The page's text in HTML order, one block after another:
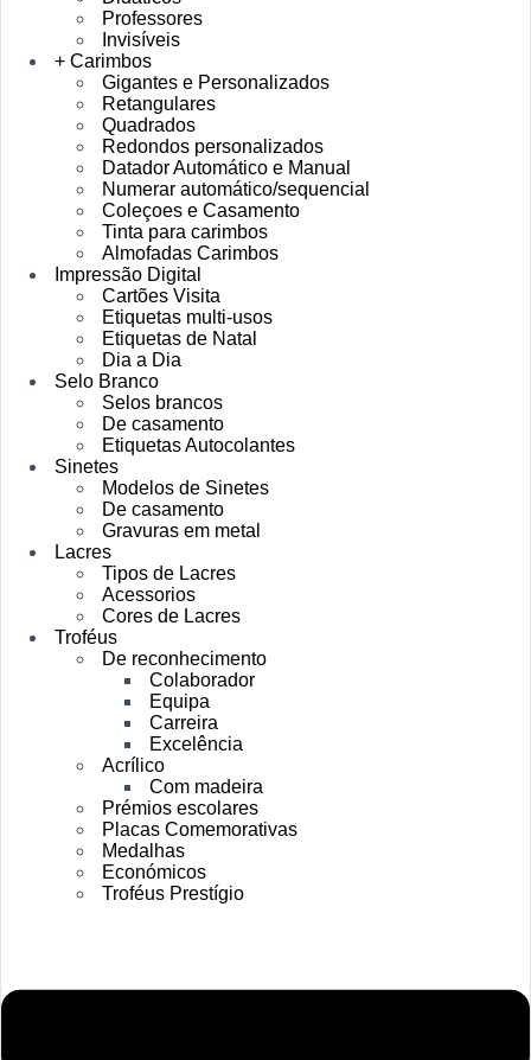
Professores
Invisíveis
+ Carimbos
Gigantes e Personalizados
Retangulares
Quadrados
Redondos personalizados
Datador Automático e Manual
Numerar automático/sequencial
Coleçoes e Casamento
Tinta para carimbos
Almofadas Carimbos
Impressão Digital
Cartões Visita
Etiquetas multi-usos
Etiquetas de Natal
Dia a Dia
Selo Branco
Selos brancos
De casamento
Etiquetas Autocolantes
Sinetes
Modelos de Sinetes
De casamento
Gravuras em metal
Lacres
Tipos de Lacres
Acessorios
Cores de Lacres
Troféus
De reconhecimento
Colaborador
Equipa
Carreira
Excelência
Acrílico
Com madeira
Prémios escolares
Placas Comemorativas
Medalhas
Económicos
Troféus Prestígio